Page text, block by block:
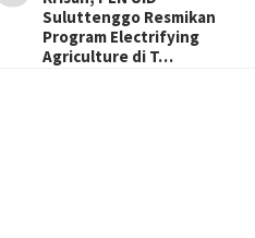
Suluttenggo Resmikan
Program Electrifying
Agriculture di T…